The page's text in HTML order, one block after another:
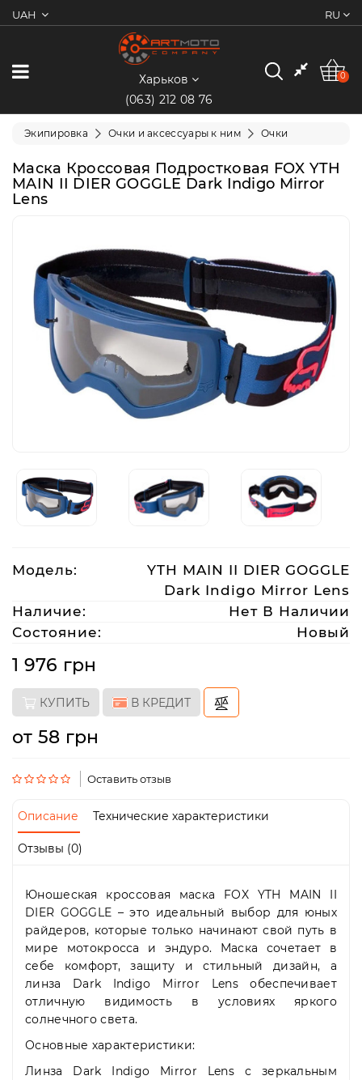
UAH RU
0
Категории
Мотоциклы
Скутеры/
Электротранспорт
Экипировка
Запчасти
Аксессуары
Харьков
212
76
artmoto.info@gmail.com
Режим
работы:
Пн-
Пт
-
Сб
-
-
выходной
Харьков
(063) 212 08 76
0
Экипировка Очки и аксессуары к ним Очки
Маска Кроссовая Подростковая FOX YTH
MAIN II DIER GOGGLE Dark Indigo Mirror
Lens
Модель:
YTH MAIN II DIER GOGGLE
Dark Indigo Mirror Lens
Наличие:
Нет В Наличии
Состояние:
Новый
1 976 грн
КУПИТЬ В КРЕДИТ
от 58 грн
Оставить отзыв
Описание Технические характеристики
Отзывы (0)
Юношеская кроссовая маска FOX YTH MAIN II
DIER GOGGLE – это идеальный выбор для юных
райдеров, которые только начинают свой путь в
мире мотокросса и эндуро. Маска сочетает в
себе комфорт, защиту и стильный дизайн, а
линза Dark Indigo Mirror Lens обеспечивает
отличную видимость в условиях яркого
солнечного света.
Основные характеристики:
Линза Dark Indigo Mirror Lens с зеркальным